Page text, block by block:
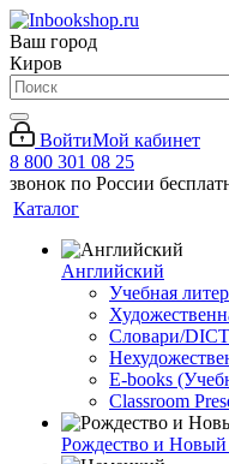
Ваш город
Киров
ВойтиМой кабинет
8 800 301 08 25
звонок по России
Каталог
Английский
Учебная
Словари/
E-books
Classroom
Рождество и Новый